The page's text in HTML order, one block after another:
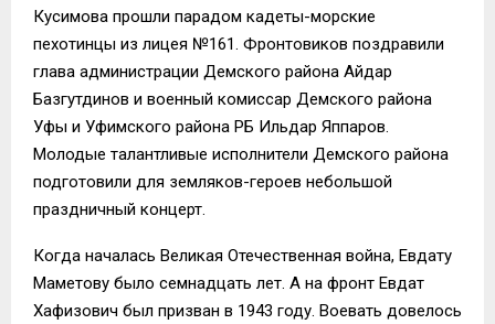
Кусимова прошли парадом кадеты-морские
пехотинцы из лицея №161. Фронтовиков поздравили
глава администрации Демского района Айдар
Базгутдинов и военный комиссар Демского района
Уфы и Уфимского района РБ Ильдар Яппаров.
Молодые талантливые исполнители Демского района
подготовили для земляков-героев небольшой
праздничный концерт.
Когда началась Великая Отечественная война, Евдату
Маметову было семнадцать лет. А на фронт Евдат
Хафизович был призван в 1943 году. Воевать довелось